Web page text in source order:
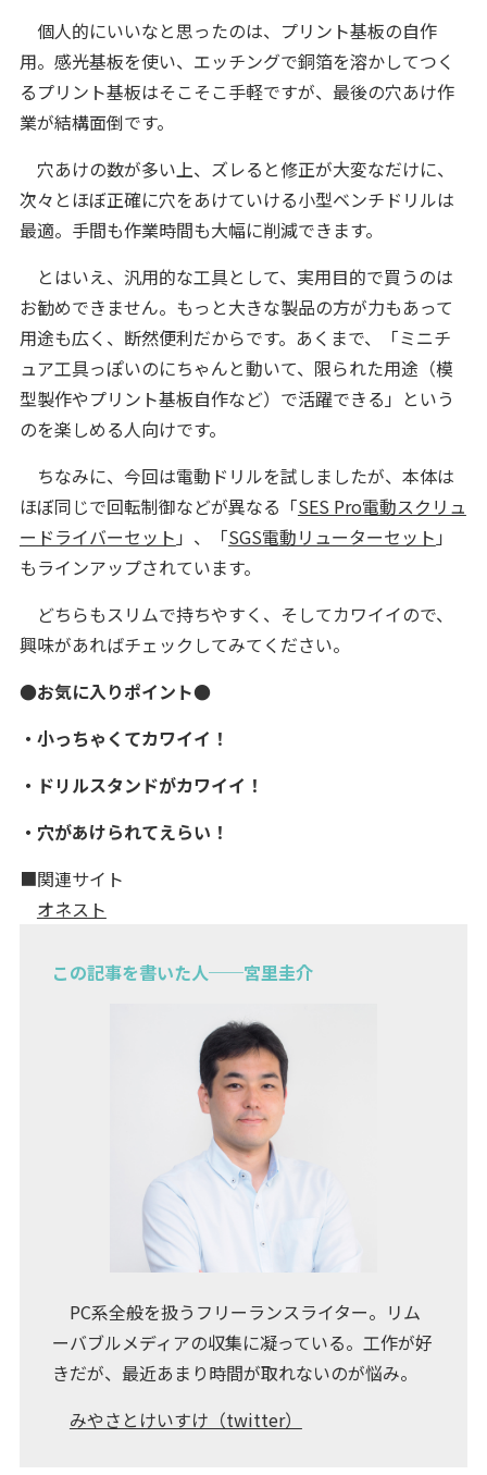
個人的にいいなと思ったのは、プリント基板の自作
用。感光基板を使い、エッチングで銅箔を溶かしてつく
るプリント基板はそこそこ手軽ですが、最後の穴あけ作
業が結構面倒です。
穴あけの数が多い上、ズレると修正が大変なだけに、
次々とほぼ正確に穴をあけていける小型ベンチドリルは
最適。手間も作業時間も大幅に削減できます。
とはいえ、汎用的な工具として、実用目的で買うのは
お勧めできません。もっと大きな製品の方が力もあって
用途も広く、断然便利だからです。あくまで、「ミニチ
ュア工具っぽいのにちゃんと動いて、限られた用途（模
型製作やプリント基板自作など）で活躍できる」という
のを楽しめる人向けです。
ちなみに、今回は電動ドリルを試しましたが、本体は
ほぼ同じで回転制御などが異なる「SES Pro電動スクリュ
ードライバーセット 」、「SGS電動リューターセット 」
もラインアップされています。
どちらもスリムで持ちやすく、そしてカワイイので、
興味があればチェックしてみてください。
●お気に入りポイント●
・小っちゃくてカワイイ！
・ドリルスタンドがカワイイ！
・穴があけられてえらい！
■関連サイト
オネスト
この記事を書いた人──宮里圭介
PC系全般を扱うフリーランスライター。リム
ーバブルメディアの収集に凝っている。工作が好
きだが、最近あまり時間が取れないのが悩み。
みやさとけいすけ（twitter）